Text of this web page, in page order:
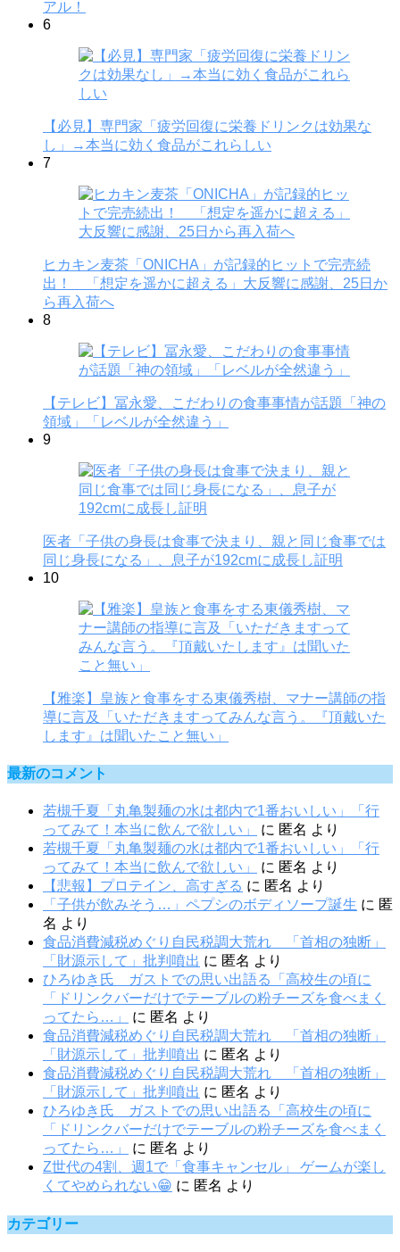
アル！
6
【必見】専門家「疲労回復に栄養ドリンクは効果な
し」→本当に効く食品がこれらしい
7
ヒカキン麦茶「ONICHA」が記録的ヒットで完売続
出！ 「想定を遥かに超える」大反響に感謝、25日か
ら再入荷へ
8
【テレビ】冨永愛、こだわりの食事事情が話題「神の
領域」「レベルが全然違う」
9
医者「子供の身長は食事で決まり、親と同じ食事では
同じ身長になる」、息子が192cmに成長し証明
10
【雅楽】皇族と食事をする東儀秀樹、マナー講師の指
導に言及「いただきますってみんな言う。『頂戴いた
します』は聞いたこと無い」
最新のコメント
若槻千夏「丸亀製麺の水は都内で1番おいしい」「行
ってみて！本当に飲んで欲しい」
に 匿名 より
若槻千夏「丸亀製麺の水は都内で1番おいしい」「行
ってみて！本当に飲んで欲しい」
に 匿名 より
【悲報】プロテイン、高すぎる に 匿名 より
「子供が飲みそう…」ペプシのボディソープ誕生 に 匿
名 より
食品消費減税めぐり自民税調大荒れ 「首相の独断」
「財源示して」批判噴出 に 匿名 より
ひろゆき氏 ガストでの思い出語る「高校生の頃に
「ドリンクバーだけでテーブルの粉チーズを食べまく
ってたら…」
に 匿名 より
食品消費減税めぐり自民税調大荒れ 「首相の独断」
「財源示して」批判噴出 に 匿名 より
食品消費減税めぐり自民税調大荒れ 「首相の独断」
「財源示して」批判噴出 に 匿名 より
ひろゆき氏 ガストでの思い出語る「高校生の頃に
「ドリンクバーだけでテーブルの粉チーズを食べまく
ってたら…」
に 匿名 より
Z世代の4割、週1で「食事キャンセル」 ゲームが楽し
くてやめられない😁 に 匿名 より
カテゴリー